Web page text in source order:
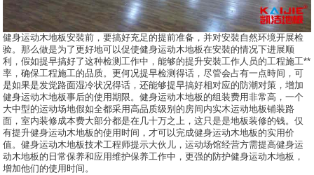
健身运动木地板安裝前，要搞好充足的提前准备，并对安裝自然环境开展检
验。那么做是为了更好地可以促使健身运动木地板在安裝的情况下进展顺
利，假如提早搞好了这种检测工作中，能够的提升安裝工作人员的工程施工**
率，确保工程施工的品质。更何况提早检测得话，尽管会占有一点時间，可
是如果是发觉路面湿冷状况得话，还能够提早搞好相对应的防潮对策，增加
健身运动木地板事后的使用期限。健身运动木地板的组装费用非常高，一个
大中型的运动场地假如全都采用高品质级别的房间内实木运动地板铺装路
面，室内装修成本费大部分都是在几十万之上，这只是是地板装修的钱。仅
有提升健身运动木地板的使用时间，才可以完成健身运动木地板的实用价
值。健身运动木地板技术工程师提示大伙儿，运动场馆经营方需提高健身运
动木地板的日常保养和应用维护保养工作中，更强的防护健身运动木地板，
增加他们的使用时间。